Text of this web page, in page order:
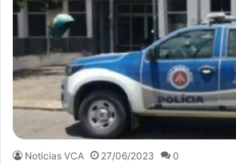
Notícias VCA 27/06/2023 0